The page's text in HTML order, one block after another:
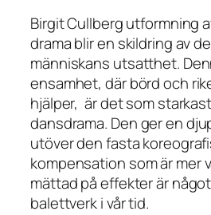
Birgit Cullberg utformning
drama blir en skildring av
människans utsatthet.
ensamhet, där börd och
hjälper, är det som
dansdrama. Den ger en
utöver den fasta
kompensation som är mer
mättad på effekter är
balettverk i vår tid.